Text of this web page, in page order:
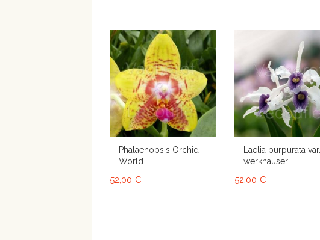
Phalaenopsis Orchid
World
52,00 €
Laelia purpurata var.
werkhauseri
52,00 €